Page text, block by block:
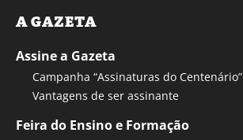
A GAZETA
Assine a Gazeta
Campanha “Assinaturas do Centenário”
Vantagens de ser assinante
Feira do Ensino e Formação